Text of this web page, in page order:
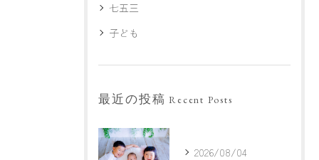
七五三
子ども
最近の投稿 Recent Posts
2026/08/04